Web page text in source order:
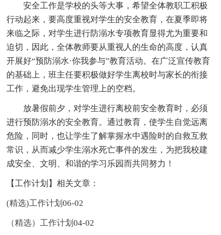
安全工作是学校的头等大事，希望全体教职工积极
行动起来，要高度重视对学生的安全教育，在夏季即将
来临之际，对学生进行防溺水专项教育显得尤为重要和
迫切，因此，全体教师要从重视人的生命的高度，认真
开展好“预防溺水·你我参与”教育活动。在广泛宣传教育
的基础上，班主任要积极做好学生离校时与家长的衔接
工作，避免出现学生管理上的空档。
放暑假前夕，对学生进行离校前安全教育时，必须
进行预防溺水的安全教育。通过教育，使学生自觉远离
危险，同时，也让学生了解掌握水中遇险时的自救互救
常识，从而减少学生溺水死亡事件的发生，为把我校建
成安全、文明、和谐的学习乐园而共同努力！
【工作计划】相关文章：
(精选)工作计划06-02
（精选）工作计划04-02